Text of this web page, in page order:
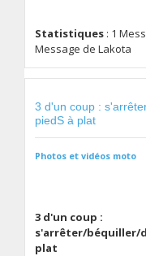
Statistiques : 1
Message de Lakota
3 d'un coup :
piedS à plat
Photos et vidéos moto
3 d'un coup :
s'arrêter/béquiller/
plat